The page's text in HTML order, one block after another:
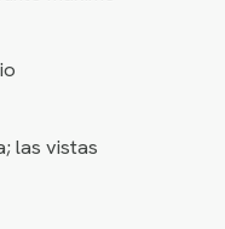
las vistas